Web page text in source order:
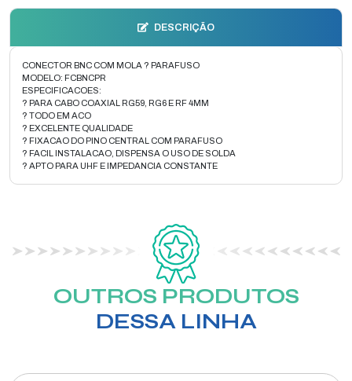
DESCRIÇÃO
CONECTOR BNC COM MOLA ? PARAFUSO
MODELO: FCBNCPR
ESPECIFICACOES:
? PARA CABO COAXIAL RG59, RG6 E RF 4MM
? TODO EM ACO
? EXCELENTE QUALIDADE
? FIXACAO DO PINO CENTRAL COM PARAFUSO
? FACIL INSTALACAO, DISPENSA O USO DE SOLDA
? APTO PARA UHF E IMPEDANCIA CONSTANTE
OUTROS PRODUTOS
DESSA LINHA